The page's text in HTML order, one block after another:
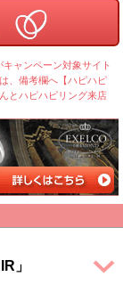
ャンペーン対象サイト
、備考欄へ【ハピハピ
とハピハピリング来店
」